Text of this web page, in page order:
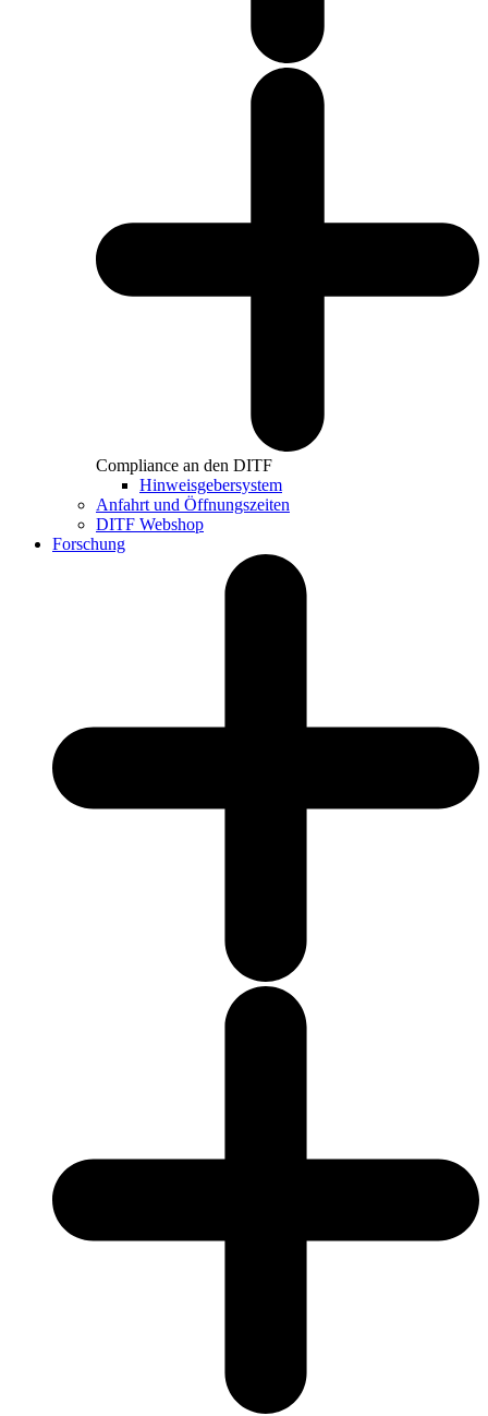
Compliance an den DITF
Hinweisgebersystem
Anfahrt und Öffnungszeiten
DITF Webshop
Forschung